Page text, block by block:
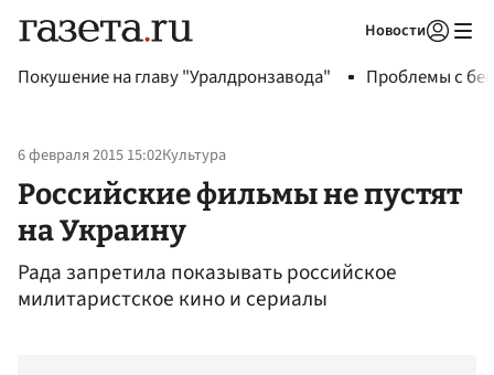
Новости
Покушение на главу "Уралдронзавода" Проблемы с
6 февраля 2015 15:02Культура
Российские фильмы не пустят
на Украину
Рада запретила показывать российское
милитаристское кино и сериалы